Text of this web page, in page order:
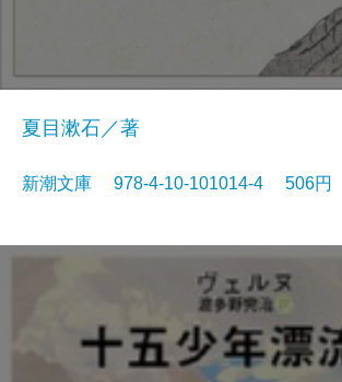
夏目漱石／著
新潮文庫 978-4-10-101014-4 506円